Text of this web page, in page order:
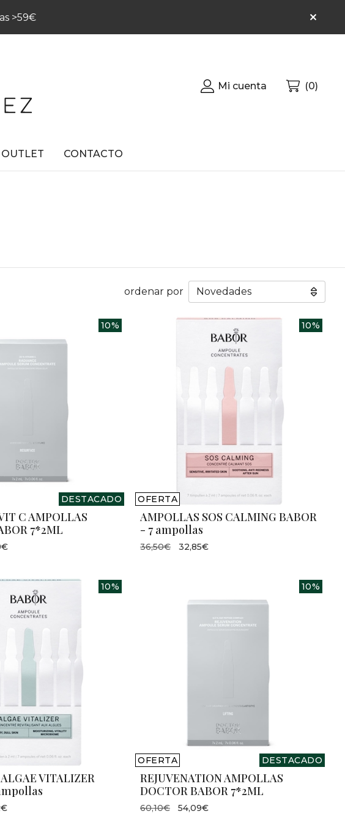
>59€
Mi cuenta 0
OUTLET CONTACTO
ordenar por
10%
DESTACADO
C AMPOLLAS
7*2ML
10%
OFERTA
AMPOLLAS SOS CALMING BABOR
- 7 ampollas
36,50€ 32,85€
10%
VITALIZER
10%
OFERTA DESTACADO
REJUVENATION AMPOLLAS
DOCTOR BABOR 7*2ML
60,10€ 54,09€